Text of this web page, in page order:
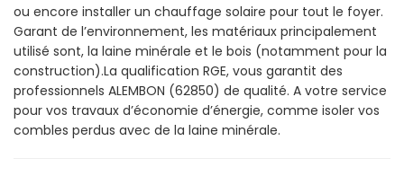
ou encore installer un chauffage solaire pour tout le foyer.
Garant de l’environnement, les matériaux principalement
utilisé sont, la laine minérale et le bois (notamment pour la
construction).La qualification RGE, vous garantit des
professionnels ALEMBON (62850) de qualité. A votre service
pour vos travaux d’économie d’énergie, comme isoler vos
combles perdus avec de la laine minérale.